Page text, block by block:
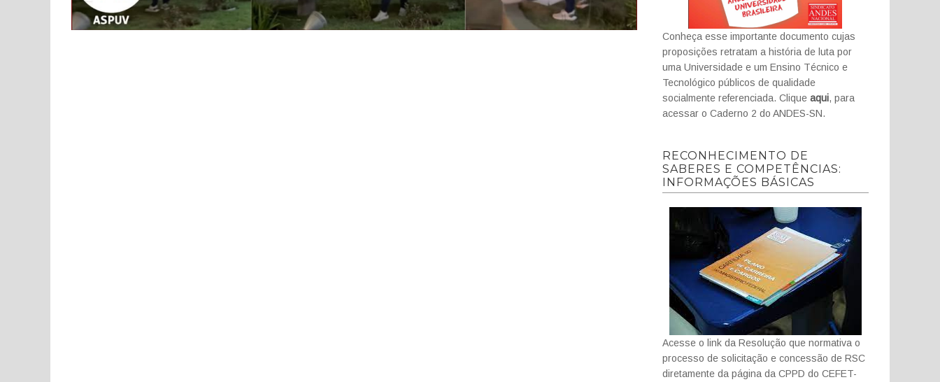
Conheça esse importante documento cujas
proposições retratam a história de luta por
uma Universidade e um Ensino Técnico e
Tecnológico públicos de qualidade
socialmente referenciada. Clique aqui, para
acessar o Caderno 2 do ANDES-SN.
RECONHECIMENTO DE
SABERES E COMPETÊNCIAS:
INFORMAÇÕES BÁSICAS
Acesse o link da Resolução que normativa o
processo de solicitação e concessão de RSC
diretamente da página da CPPD do CEFET-